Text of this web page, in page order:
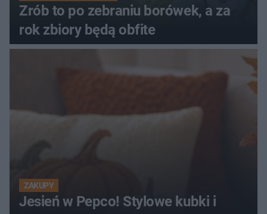
Zrób to po zebraniu borówek, a za
rok zbiory będą obfite
ZAKUPY
Jesień w Pepco! Stylowe kubki i